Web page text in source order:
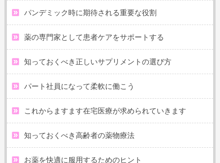
パンデミック時に期待される重要な役割
薬の専門家として患者ケアをサポートする
知っておくべき正しいサプリメントの選び方
パート社員になって柔軟に働こう
これからますます在宅医療が求められていきます
知っておくべき高齢者の薬物療法
お薬を快適に服用するためのヒント